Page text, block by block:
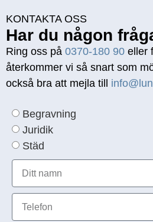
KONTAKTA OSS
Har du någon
Ring oss på 0370-180 90 eller
återkommer vi så snart som
också bra att mejla till
Begravning
Juridik
Städ